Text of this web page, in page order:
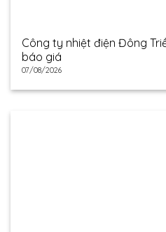
Công ty nhiệt điện Đông
báo giá
07/08/2026